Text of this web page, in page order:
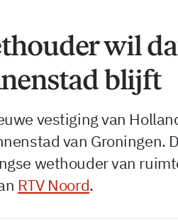
wil
blijft
vestiging van
van Groningen.
wethouder van
RTV Noord.